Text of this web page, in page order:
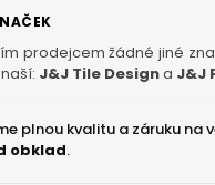
prodejcem žádné jiné
J&J Tile Designa J&J
plnou kvalitu a záruku na
obklad.